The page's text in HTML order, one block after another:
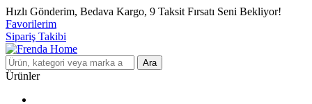
Hızlı Gönderim, Bedava Kargo, 9 Taksit Fırsatı Seni Bekliyor!
Favorilerim
Sipariş Takibi
Ara
Ürünler